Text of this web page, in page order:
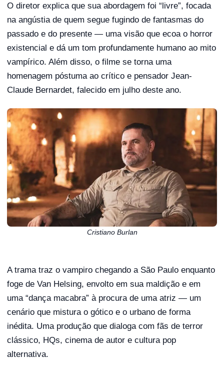
O diretor explica que sua abordagem foi “livre”, focada
na angústia de quem segue fugindo de fantasmas do
passado e do presente — uma visão que ecoa o horror
existencial e dá um tom profundamente humano ao mito
vampírico. Além disso, o filme se torna uma
homenagem póstuma ao crítico e pensador Jean-
Claude Bernardet, falecido em julho deste ano.
Cristiano Burlan
A trama traz o vampiro chegando a São Paulo enquanto
foge de Van Helsing, envolto em sua maldição e em
uma “dança macabra” à procura de uma atriz — um
cenário que mistura o gótico e o urbano de forma
inédita. Uma produção que dialoga com fãs de terror
clássico, HQs, cinema de autor e cultura pop
alternativa.